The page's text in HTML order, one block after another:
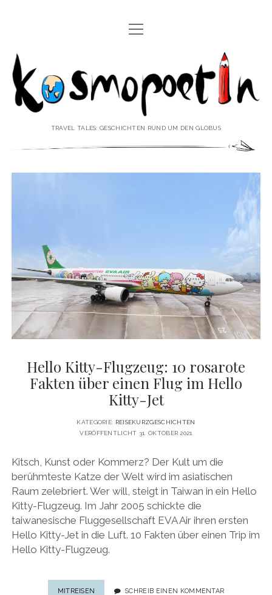
REISEREPORTAGEN
REISEPOESIE
REISEKOLUMNEN
DATENSCHUTZERKLÄRUNG
öffnen
VITA
PRESSE & MEDIEN
MEDIADATEN
twitterfacebook
pinterestyoutubeinstagram
Menü
öffnen
Kosmopoetin
TRAVEL TALES: GESCHICHTEN RUND UM DEN GLOBUS
Hello Kitty-Flugzeug: 10 rosarote
Fakten über einen Flug im Hello
Kitty-Jet
KATEGORIE: REISEKURZGESCHICHTEN
VERÖFFENTLICHT 31. OKTOBER 2021
Kitsch, Kunst oder Kommerz? Der Kult um die
berühmteste Katze der Welt wird im asiatischen
Raum zelebriert. Wer will, steigt in Taiwan in ein Hello
Kitty-Flugzeug. Im Jahr 2005 schickte die
taiwanesische Fluggesellschaft EVA Air ihren ersten
Hello Kitty-Jet in die Luft. 10 Fakten über einen Trip im
Hello Kitty-Flugzeug.
MITREISEN HELLO
SCHREIB EINEN KOMMENTAR